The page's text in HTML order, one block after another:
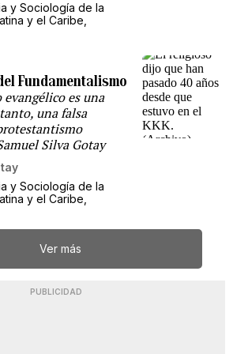
y Sociología de la
y el Caribe,
Fundamentalismo
es una
una falsa
Silva Gotay
y Sociología de la
y el Caribe,
Ver más
PUBLICIDAD